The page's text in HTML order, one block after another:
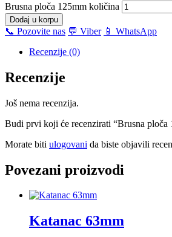
Brusna ploča 125mm količina
Dodaj u korpu
📞 Pozovite nas 💬 Viber 📱 WhatsApp
Recenzije (0)
Recenzije
Još nema recenzija.
Budi prvi koji će recenzirati “Brusna ploča
Morate biti ulogovani da biste objavili
Povezani proizvodi
Katanac 63mm